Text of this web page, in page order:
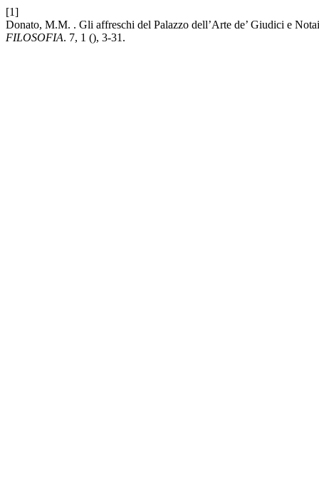
[1]
Donato, M.M. . Gli affreschi del Palazzo dell’Arte de’ Giudici e
FILOSOFIA. 7, 1 (), 3-31.